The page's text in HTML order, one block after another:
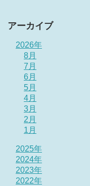
アーカイブ
2026年
8月
7月
6月
5月
4月
3月
2月
1月
2025年
2024年
2023年
2022年